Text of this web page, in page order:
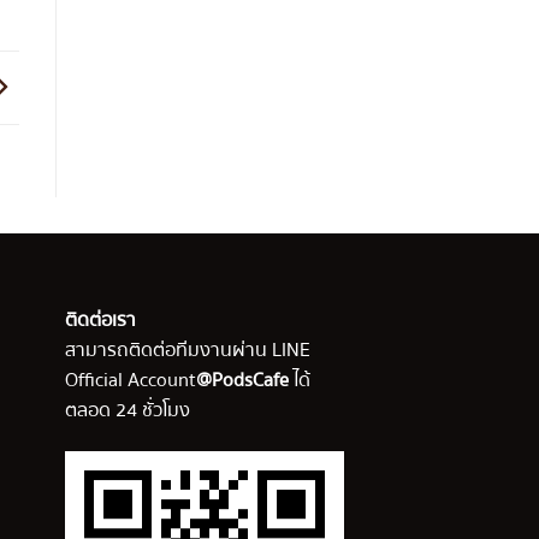
ติดต่อเรา
สามารถติดต่อทีมงานผ่าน LINE
Official Account@PodsCafeได้
ตลอด 24 ชั่วโมง